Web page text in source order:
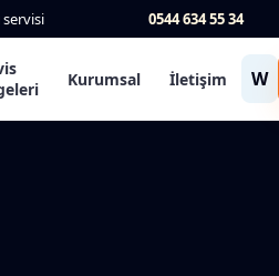
0544 634 55 34
Kurumsal İletişim W